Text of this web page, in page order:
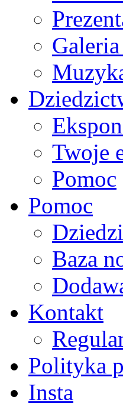
Twoje
Pomoc
Pomoc
Baza
Kontakt
Polityka
Insta